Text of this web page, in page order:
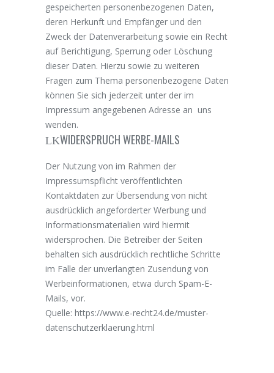
gespeicherten personenbezogenen Daten,
deren Herkunft und Empfänger und den
Zweck der Datenverarbeitung sowie ein Recht
auf Berichtigung, Sperrung oder Löschung
dieser Daten. Hierzu sowie zu weiteren
Fragen zum Thema personenbezogene Daten
können Sie sich jederzeit unter der im
Impressum angegebenen Adresse an uns
wenden.
WIDERSPRUCH WERBE-MAILS
Der Nutzung von im Rahmen der
Impressumspflicht veröffentlichten
Kontaktdaten zur Übersendung von nicht
ausdrücklich angeforderter Werbung und
Informationsmaterialien wird hiermit
widersprochen. Die Betreiber der Seiten
behalten sich ausdrücklich rechtliche Schritte
im Falle der unverlangten Zusendung von
Werbeinformationen, etwa durch Spam-E-
Mails, vor.
Quelle: https://www.e-recht24.de/muster-
datenschutzerklaerung.html